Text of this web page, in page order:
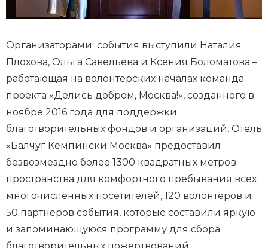
Организаторами события выступили Наталия
Плохова, Ольга Савельева и Ксения Боломатова –
работающая на волонтерских началах команда
проекта «Делись добром, Москва!», созданного в
ноябре 2016 года для поддержки
благотворительных фондов и организаций. Отель
«Балчуг Кемпински Москва» предоставил
безвозмездно более 1300 квадратных метров
пространства для комфортного пребывания всех
многочисленных посетителей, 120 волонтеров и
50 партнеров события, которые составили яркую
и запоминающуюся программу для сбора